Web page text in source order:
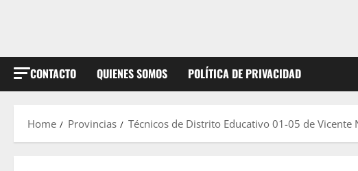
CONTACTO QUIENES SOMOS POLÍTICA DE PRIVACIDAD
Home Provincias Técnicos de Distrito Educativo 01-05 de